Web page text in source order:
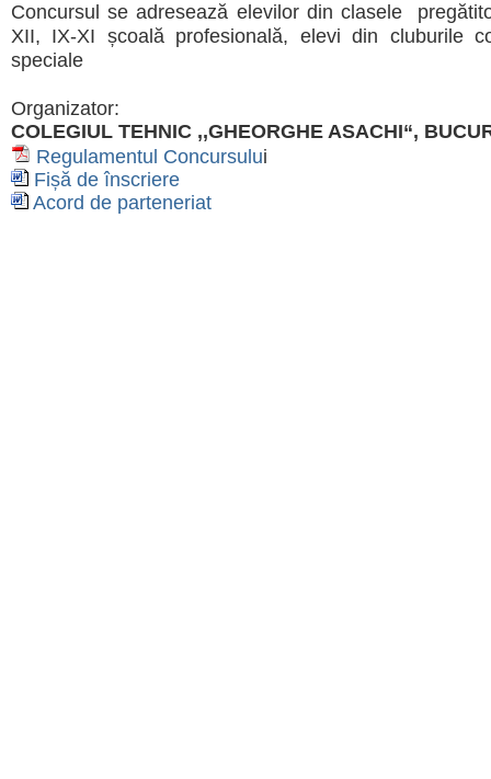
Concursul se adresează elevilor din clasele
XII, IX-XI școală profesională, elevi din cluburile
speciale
Organizator:
COLEGIUL TEHNIC ,,GHEORGHE ASACHI“,
Regulamentul Concursului
Fișă de înscriere
Acord de parteneriat